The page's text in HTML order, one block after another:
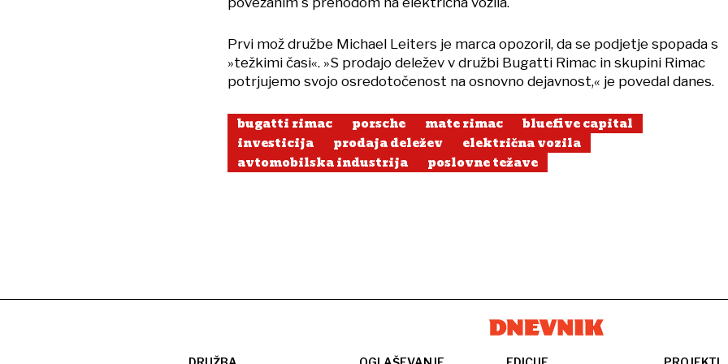
Prvi mož družbe Michael Leiters je marca opozoril, da se podjetje spopada s
»težkimi časi«. »S prodajo deležev v družbi Bugatti Rimac in skupini Rimac
potrjujemo svojo osredotočenost na osnovno dejavnost,« je povedal danes.
bugatti rimac porsche mate rimac
bluefive capital
investicija
prodaja deležev
električna vozila
avtomobilska industrija
poslovne težave